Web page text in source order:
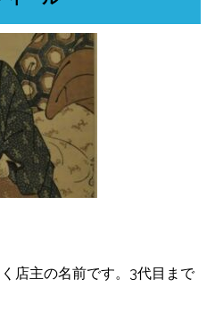
店主の名前です。3代目まで